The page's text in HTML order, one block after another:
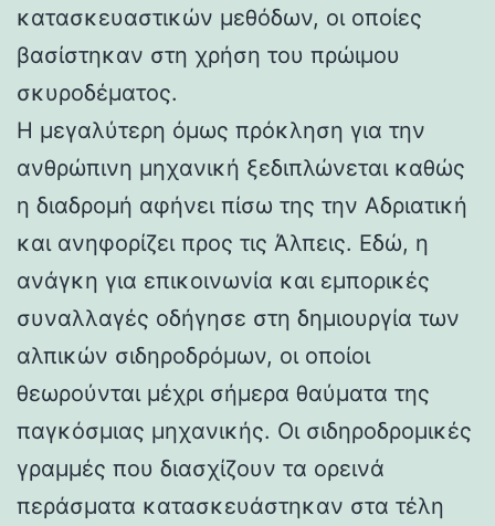
κατασκευαστικών μεθόδων, οι οποίες
βασίστηκαν στη χρήση του πρώιμου
σκυροδέματος.
Η μεγαλύτερη όμως πρόκληση για την
ανθρώπινη μηχανική ξεδιπλώνεται καθώς
η διαδρομή αφήνει πίσω της την Αδριατική
και ανηφορίζει προς τις Άλπεις. Εδώ, η
ανάγκη για επικοινωνία και εμπορικές
συναλλαγές οδήγησε στη δημιουργία των
αλπικών σιδηροδρόμων, οι οποίοι
θεωρούνται μέχρι σήμερα θαύματα της
παγκόσμιας μηχανικής. Οι σιδηροδρομικές
γραμμές που διασχίζουν τα ορεινά
περάσματα κατασκευάστηκαν στα τέλη